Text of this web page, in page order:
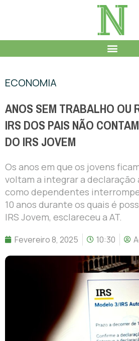
ECONOMIA
ANOS SEM TRABALHO OU
IRS DOS PAIS NÃO
DO IRS JOVEM
Os anos em que os jovens
voltam a integrar a declaração
como dependentes
10 anos durante os quais é
IRS Jovem, esclareceu a AT.
Fevereiro 8, 2025 10:30